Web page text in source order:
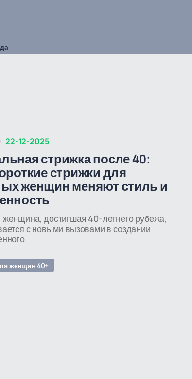
22-12-2025
стрижка после 40:
стрижки для
женщин меняют стиль и
достигшая 40-летнего рубежа,
с новыми вызовами в создании
женщин 40+